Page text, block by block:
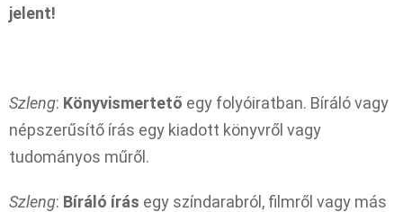
jelent!
Szleng: Könyvismertető egy folyóiratban. Bíráló vagy
népszerűsítő írás egy kiadott könyvről vagy
tudományos műről.
Szleng: Bíráló írás egy színdarabról, filmről vagy más